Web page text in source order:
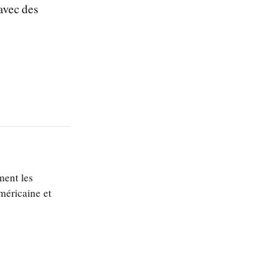
des
les
et